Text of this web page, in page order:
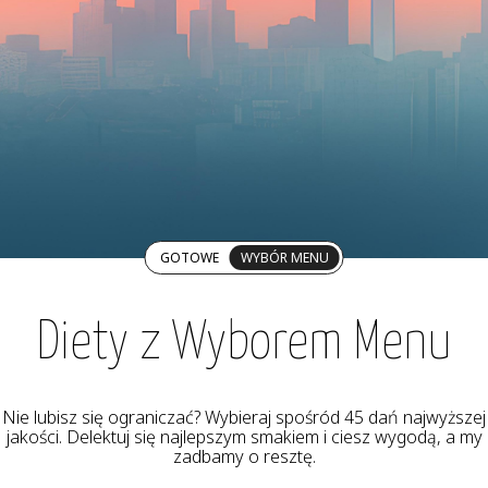
GOTOWE WYBÓR MENU
Diety z Wyborem Menu
Nie lubisz się ograniczać? Wybieraj spośród 45 dań najwyższej
jakości. Delektuj się najlepszym smakiem i ciesz wygodą, a my
zadbamy o resztę.